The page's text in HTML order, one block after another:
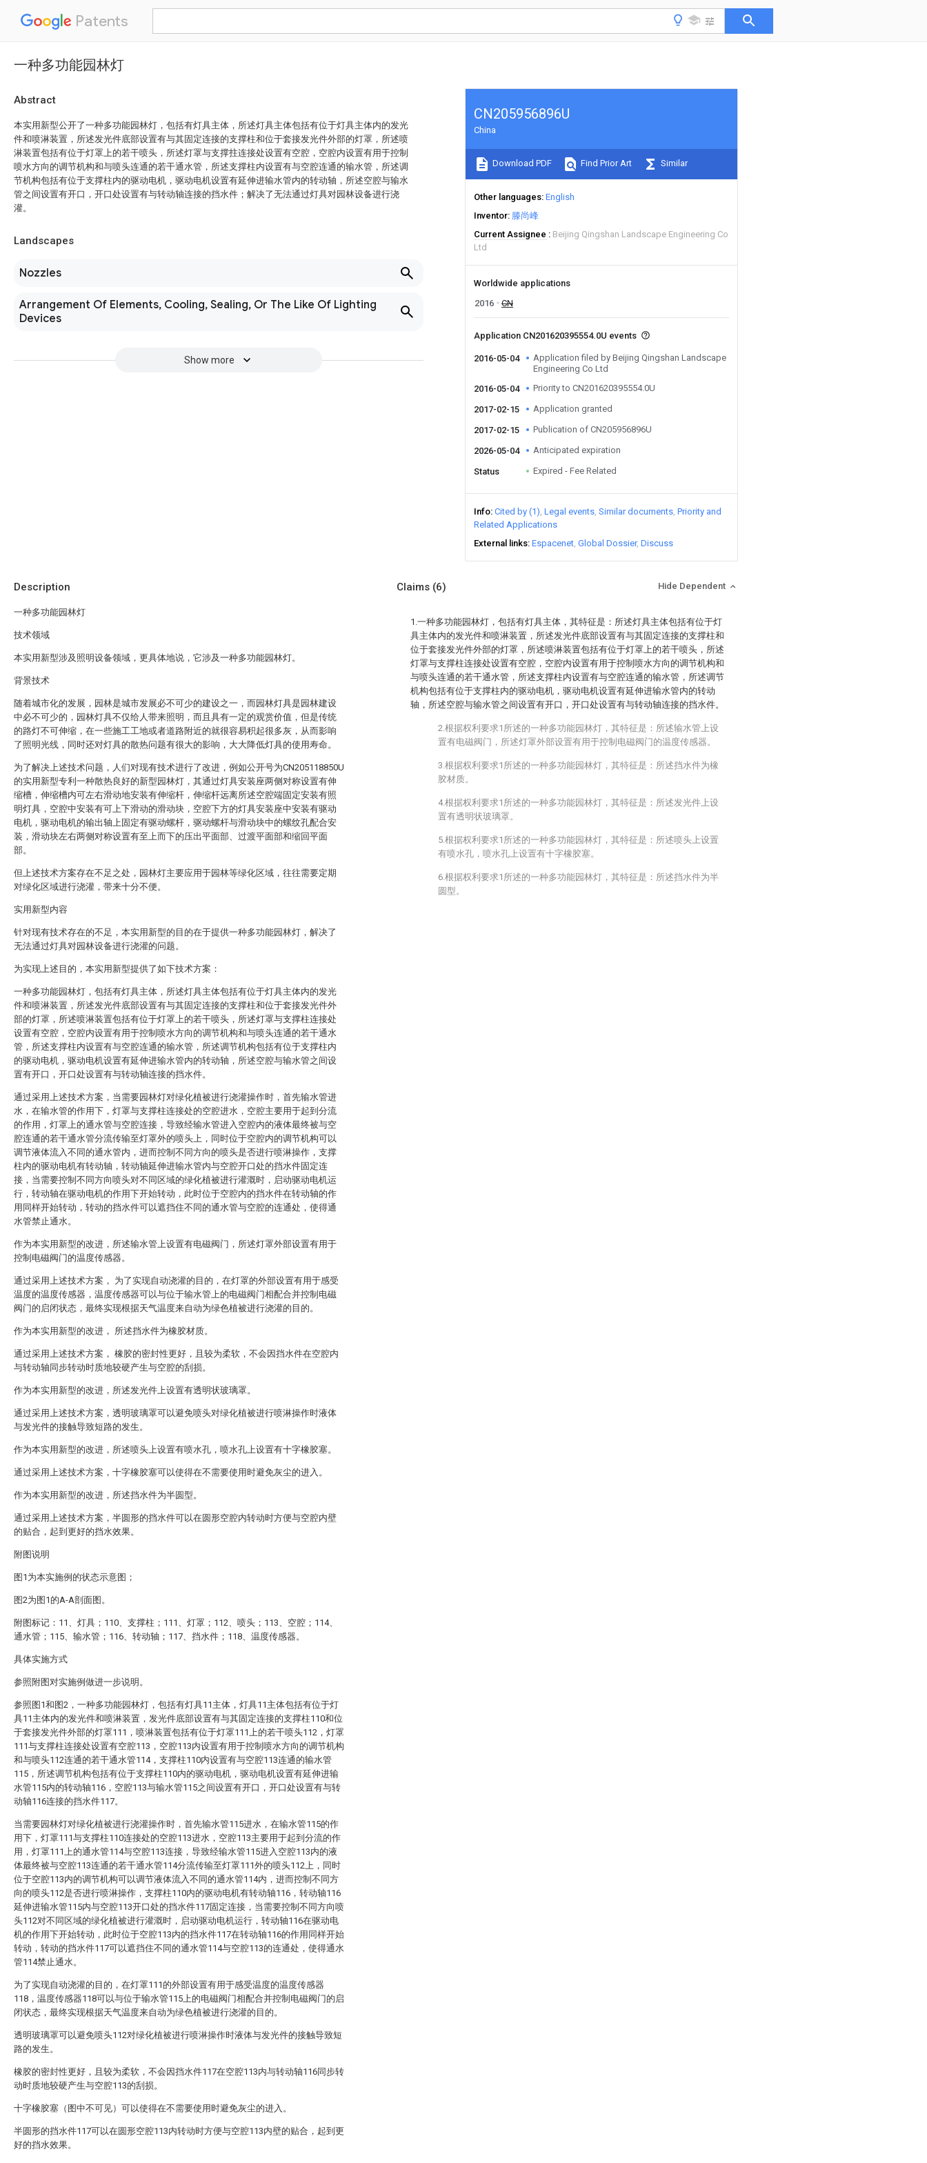
Patents
一种多功能园林灯
Abstract
本实用新型公开了一种多功能园林灯，包括有灯具主体，所述灯具主体包括有位于灯具主体内的发光
件和喷淋装置，所述发光件底部设置有与其固定连接的支撑柱和位于套接发光件外部的灯罩，所述喷
淋装置包括有位于灯罩上的若干喷头，所述灯罩与支撑拄连接处设置有空腔，空腔内设置有用于控制
喷水方向的调节机构和与喷头连通的若干通水管，所述支撑柱内设置有与空腔连通的输水管，所述调
节机构包括有位于支撑柱内的驱动电机，驱动电机设置有延伸进输水管内的转动轴，所述空腔与输水
管之间设置有开口，开口处设置有与转动轴连接的挡水件；解决了无法通过灯具对园林设备进行浇
灌。
Landscapes
Nozzles
Arrangement Of Elements, Cooling, Sealing, Or The Like Of Lighting
Devices
Show more
CN205956896U
China
Download PDF Find Prior Art Similar
Other languages English
Inventor 滕尚峰
Current Assignee
Beijing Qingshan Landscape Engineering Co
Ltd
Worldwide applications
2016
CN
Application CN201620395554.0U events
2016-05-04
Application filed by Beijing Qingshan Landscape
Engineering Co Ltd
2016-05-04
Priority to CN201620395554.0U
2017-02-15 Application granted
2017-02-15 Publication of CN205956896U
2026-05-04 Anticipated expiration
Status Expired - Fee Related
Info Cited by (1) Legal events Similar documents Priority and
Related Applications
External links Espacenet Global Dossier Discuss
Description
一种多功能园林灯
技术领域
本实用新型涉及照明设备领域，更具体地说，它涉及一种多功能园林灯。
背景技术
随着城市化的发展，园林是城市发展必不可少的建设之一，而园林灯具是园林建设
中必不可少的，园林灯具不仅给人带来照明，而且具有一定的观赏价值，但是传统
的路灯不可伸缩，在一些施工工地或者道路附近的就很容易积起很多灰，从而影响
了照明光线，同时还对灯具的散热问题有很大的影响，大大降低灯具的使用寿命。
为了解决上述技术问题，人们对现有技术进行了改进，例如公开号为CN205118850U
的实用新型专利一种散热良好的新型园林灯，其通过灯具安装座两侧对称设置有伸
缩槽，伸缩槽内可左右滑动地安装有伸缩杆，伸缩杆远离所述空腔端固定安装有照
明灯具，空腔中安装有可上下滑动的滑动块，空腔下方的灯具安装座中安装有驱动
电机，驱动电机的输出轴上固定有驱动螺杆，驱动螺杆与滑动块中的螺纹孔配合安
装，滑动块左右两侧对称设置有至上而下的压出平面部、过渡平面部和缩回平面
部。
但上述技术方案存在不足之处，园林灯主要应用于园林等绿化区域，往往需要定期
对绿化区域进行浇灌，带来十分不便。
实用新型内容
针对现有技术存在的不足，本实用新型的目的在于提供一种多功能园林灯，解决了
无法通过灯具对园林设备进行浇灌的问题。
为实现上述目的，本实用新型提供了如下技术方案：
一种多功能园林灯，包括有灯具主体，所述灯具主体包括有位于灯具主体内的发光
件和喷淋装置，所述发光件底部设置有与其固定连接的支撑柱和位于套接发光件外
部的灯罩，所述喷淋装置包括有位于灯罩上的若干喷头，所述灯罩与支撑柱连接处
设置有空腔，空腔内设置有用于控制喷水方向的调节机构和与喷头连通的若干通水
管，所述支撑柱内设置有与空腔连通的输水管，所述调节机构包括有位于支撑柱内
的驱动电机，驱动电机设置有延伸进输水管内的转动轴，所述空腔与输水管之间设
置有开口，开口处设置有与转动轴连接的挡水件。
通过采用上述技术方案，当需要园林灯对绿化植被进行浇灌操作时，首先输水管进
水，在输水管的作用下，灯罩与支撑柱连接处的空腔进水，空腔主要用于起到分流
的作用，灯罩上的通水管与空腔连接，导致经输水管进入空腔内的液体最终被与空
腔连通的若干通水管分流传输至灯罩外的喷头上，同时位于空腔内的调节机构可以
调节液体流入不同的通水管内，进而控制不同方向的喷头是否进行喷淋操作，支撑
柱内的驱动电机有转动轴，转动轴延伸进输水管内与空腔开口处的挡水件固定连
接，当需要控制不同方向喷头对不同区域的绿化植被进行灌溉时，启动驱动电机运
行，转动轴在驱动电机的作用下开始转动，此时位于空腔内的挡水件在转动轴的作
用同样开始转动，转动的挡水件可以遮挡住不同的通水管与空腔的连通处，使得通
水管禁止通水。
作为本实用新型的改进，所述输水管上设置有电磁阀门，所述灯罩外部设置有用于
控制电磁阀门的温度传感器。
通过采用上述技术方案， 为了实现自动浇灌的目的，在灯罩的外部设置有用于感受
温度的温度传感器，温度传感器可以与位于输水管上的电磁阀门相配合并控制电磁
阀门的启闭状态，最终实现根据天气温度来自动为绿色植被进行浇灌的目的。
作为本实用新型的改进， 所述挡水件为橡胶材质。
通过采用上述技术方案， 橡胶的密封性更好，且较为柔软，不会因挡水件在空腔内
与转动轴同步转动时质地较硬产生与空腔的刮损。
作为本实用新型的改进，所述发光件上设置有透明状玻璃罩。
通过采用上述技术方案，透明玻璃罩可以避免喷头对绿化植被进行喷淋操作时液体
与发光件的接触导致短路的发生。
作为本实用新型的改进，所述喷头上设置有喷水孔，喷水孔上设置有十字橡胶塞。
通过采用上述技术方案，十字橡胶塞可以使得在不需要使用时避免灰尘的进入。
作为本实用新型的改进，所述挡水件为半圆型。
通过采用上述技术方案，半圆形的挡水件可以在圆形空腔内转动时方便与空腔内壁
的贴合，起到更好的挡水效果。
附图说明
图1为本实施例的状态示意图；
图2为图1的A-A剖面图。
附图标记：11、灯具；110、支撑柱；111、灯罩；112、喷头；113、空腔；114、
通水管；115、输水管；116、转动轴；117、挡水件；118、温度传感器。
具体实施方式
参照附图对实施例做进一步说明。
参照图1和图2，一种多功能园林灯，包括有灯具11主体，灯具11主体包括有位于灯
具11主体内的发光件和喷淋装置，发光件底部设置有与其固定连接的支撑柱110和位
于套接发光件外部的灯罩111，喷淋装置包括有位于灯罩111上的若干喷头112，灯罩
111与支撑柱连接处设置有空腔113，空腔113内设置有用于控制喷水方向的调节机构
和与喷头112连通的若干通水管114，支撑柱110内设置有与空腔113连通的输水管
115，所述调节机构包括有位于支撑柱110内的驱动电机，驱动电机设置有延伸进输
水管115内的转动轴116，空腔113与输水管115之间设置有开口，开口处设置有与转
动轴116连接的挡水件117。
当需要园林灯对绿化植被进行浇灌操作时，首先输水管115进水，在输水管115的作
用下，灯罩111与支撑柱110连接处的空腔113进水，空腔113主要用于起到分流的作
用，灯罩111上的通水管114与空腔113连接，导致经输水管115进入空腔113内的液
体最终被与空腔113连通的若干通水管114分流传输至灯罩111外的喷头112上，同时
位于空腔113内的调节机构可以调节液体流入不同的通水管114内，进而控制不同方
向的喷头112是否进行喷淋操作，支撑柱110内的驱动电机有转动轴116，转动轴116
延伸进输水管115内与空腔113开口处的挡水件117固定连接，当需要控制不同方向喷
头112对不同区域的绿化植被进行灌溉时，启动驱动电机运行，转动轴116在驱动电
机的作用下开始转动，此时位于空腔113内的挡水件117在转动轴116的作用同样开始
转动，转动的挡水件117可以遮挡住不同的通水管114与空腔113的连通处，使得通水
管114禁止通水。
为了实现自动浇灌的目的，在灯罩111的外部设置有用于感受温度的温度传感器
118，温度传感器118可以与位于输水管115上的电磁阀门相配合并控制电磁阀门的启
闭状态，最终实现根据天气温度来自动为绿色植被进行浇灌的目的。
透明玻璃罩可以避免喷头112对绿化植被进行喷淋操作时液体与发光件的接触导致短
路的发生。
橡胶的密封性更好，且较为柔软，不会因挡水件117在空腔113内与转动轴116同步转
动时质地较硬产生与空腔113的刮损。
十字橡胶塞（图中不可见）可以使得在不需要使用时避免灰尘的进入。
半圆形的挡水件117可以在圆形空腔113内转动时方便与空腔113内壁的贴合，起到更
好的挡水效果。
Claims (6) Hide Dependent
1.一种多功能园林灯，包括有灯具主体，其特征是：所述灯具主体包括有位于灯
具主体内的发光件和喷淋装置，所述发光件底部设置有与其固定连接的支撑柱和
位于套接发光件外部的灯罩，所述喷淋装置包括有位于灯罩上的若干喷头，所述
灯罩与支撑柱连接处设置有空腔，空腔内设置有用于控制喷水方向的调节机构和
与喷头连通的若干通水管，所述支撑柱内设置有与空腔连通的输水管，所述调节
机构包括有位于支撑柱内的驱动电机，驱动电机设置有延伸进输水管内的转动
轴，所述空腔与输水管之间设置有开口，开口处设置有与转动轴连接的挡水件。
2.根据权利要求1所述的一种多功能园林灯，其特征是：所述输水管上设
置有电磁阀门，所述灯罩外部设置有用于控制电磁阀门的温度传感器。
3.根据权利要求1所述的一种多功能园林灯，其特征是：所述挡水件为橡
胶材质。
4.根据权利要求1所述的一种多功能园林灯，其特征是：所述发光件上设
置有透明状玻璃罩。
5.根据权利要求1所述的一种多功能园林灯，其特征是：所述喷头上设置
有喷水孔，喷水孔上设置有十字橡胶塞。
6.根据权利要求1所述的一种多功能园林灯，其特征是：所述挡水件为半
圆型。